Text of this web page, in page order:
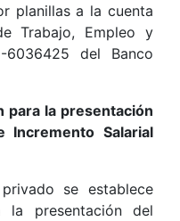
planillas a la cuenta
Trabajo, Empleo y
6036425 del Banco
para la presentación
Incremento Salarial
se establece
la presentación del